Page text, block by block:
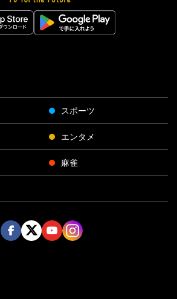
スポーツ
エンタメ
麻雀